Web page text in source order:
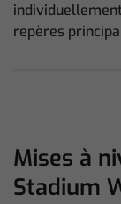
repères
Mises à
Stadium